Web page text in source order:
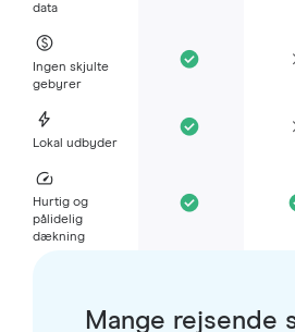
data
Ingen skjulte
gebyrer
Lokal udbyder
Hurtig og
pålidelig
dækning
Mange rejsende